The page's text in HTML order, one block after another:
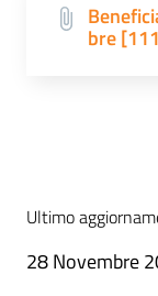
bre
Ultimo
28 Novembre